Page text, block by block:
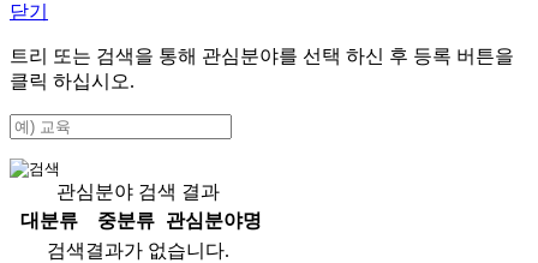
닫기
트리 또는 검색을 통해 관심분야를 선택 하신 후 등록 버튼을
클릭 하십시오.
관심분야 검색 결과
대분류
중분류
관심분야명
검색결과가 없습니다.